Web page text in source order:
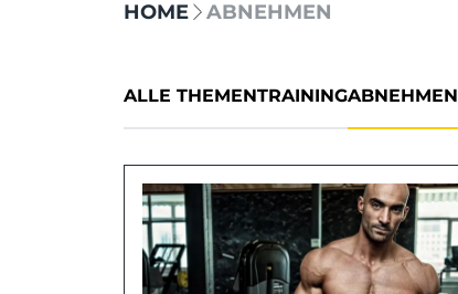
HOME ABNEHMEN
ALLE THEMENTRAININGABNEHMEN